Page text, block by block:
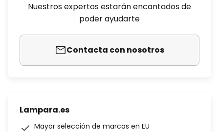
Nuestros expertos estarán encantados de
poder ayudarte
Contacta con nosotros
Lampara.es
Mayor selección de marcas en EU